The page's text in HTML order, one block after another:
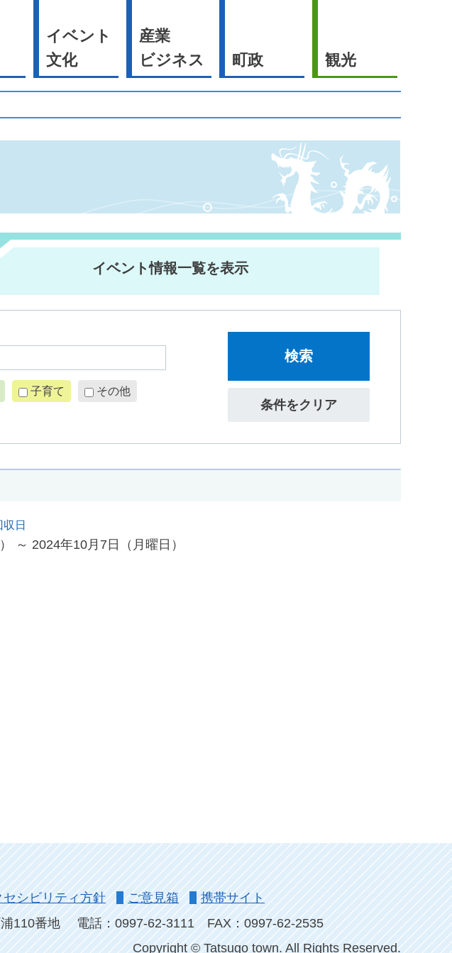
イベント
文化
産業
ビジネス
町政 観光
イベント情報一覧を表示
子育て その他
検索
条件をクリア
日
～ 2024年10月7日（月曜日）
セシビリティ方針 ご意見箱 携帯サイト
110番地 電話：0997-62-3111
FAX：0997-62-2535
Copyright © Tatsugo town. All Rights Reserved.